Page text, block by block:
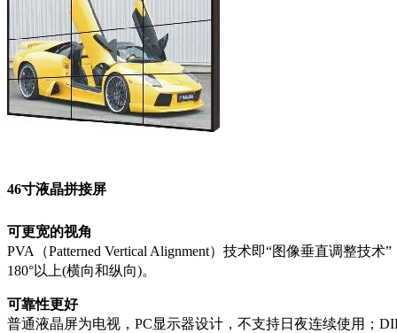
46寸液晶拼接屏
可更宽的视角
PVA（Patterned Vertical Alignment）技术即“图像垂直调整技
180°以上(横向和纵向)。
可靠性更好
普通液晶屏为电视，PC显示器设计，不支持日夜连续使用；